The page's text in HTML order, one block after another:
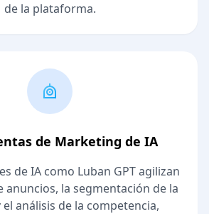
de la plataforma.
de Marketing de IA
de IA como Luban GPT agilizan
anuncios, la segmentación de la
análisis de la competencia,